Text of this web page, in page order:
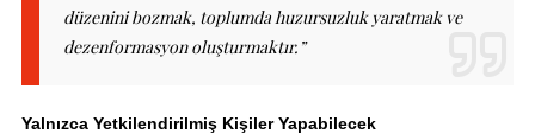
düzenini bozmak, toplumda huzursuzluk yaratmak ve
dezenformasyon oluşturmaktır.”
Yalnızca Yetkilendirilmiş Kişiler Yapabilecek